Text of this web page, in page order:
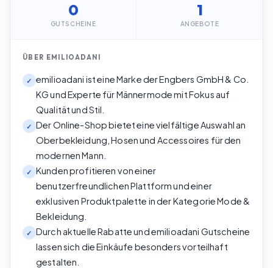
0
GUTSCHEINE
1
ANGEBOTE
ÜBER EMILIOADANI
✓
emilioadani ist eine Marke der Engbers GmbH & Co.
KG und Experte für Männermode mit Fokus auf
Qualität und Stil.
✓
Der Online-Shop bietet eine vielfältige Auswahl an
Oberbekleidung, Hosen und Accessoires für den
modernen Mann.
✓
Kunden profitieren von einer
benutzerfreundlichen Plattform und einer
exklusiven Produktpalette in der Kategorie Mode &
Bekleidung.
✓
Durch aktuelle Rabatte und emilioadani Gutscheine
lassen sich die Einkäufe besonders vorteilhaft
gestalten.